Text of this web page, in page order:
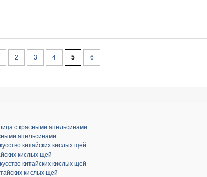
2 3 4 5 6
с красными апельсинами
апельсинами
китайских кислых щей
кислых щей
китайских кислых щей
кислых щей